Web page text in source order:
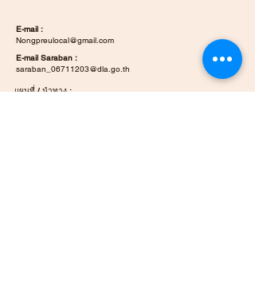
E-mail :
Nongpreulocal@gmail.com
E-mail Saraban :
saraban_06711203@dla.go.th
แผนที่ / นำทาง :